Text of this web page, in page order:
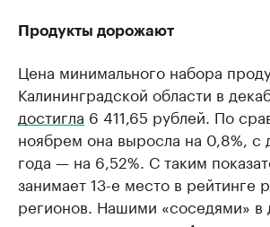
Продукты дорожают
Цена минимального набора
Калининградской области в
достигла 6 411,65 рублей. По
ноябрем она выросла на 0,8%, с
года — на 6,52%. С таким
занимает 13-е место в рейтинге
регионов. Нашими «соседями» в